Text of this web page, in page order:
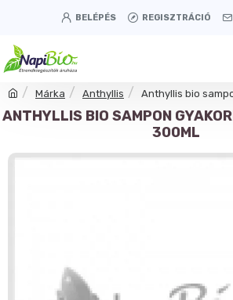
BELÉPÉS REGISZTRÁCIÓ
Márka Anthyllis Anthyllis bio
ANTHYLLIS BIO SAMPON
300ML